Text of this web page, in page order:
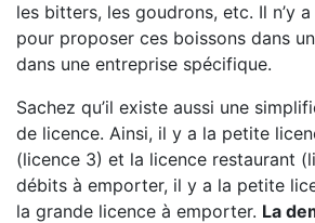
les bitters, les goudrons, etc. Il n’y
pour proposer ces boissons dans
dans une entreprise spécifique.
Sachez qu’il existe aussi une
de licence. Ainsi, il y a la petite
(licence 3) et la licence restaurant
débits à emporter, il y a la petite
la grande licence à emporter. La